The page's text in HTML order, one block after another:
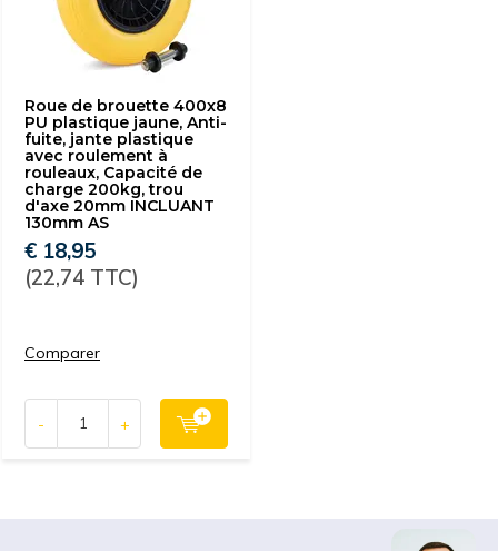
Roue de brouette 400x8
PU plastique jaune, Anti-
fuite, jante plastique
avec roulement à
rouleaux, Capacité de
charge 200kg, trou
d'axe 20mm INCLUANT
130mm AS
€ 18,95
(22,74 TTC)
Comparer
- +